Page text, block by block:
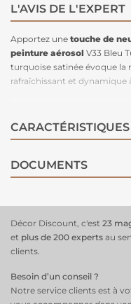
L'AVIS DE L'EXPERT
Apportez une touche de
peinture aérosol V33 Bleu
turquoise satinée évoque la
rafraîchissant et dynamique
intérieur ou en extérieur.
tels que le bois, métal, PVC,
ces surfaces sont déjà
le bois et adhérence
aérosol pratique permet
vos meubles, objets déco,
encore, labombe de
esthétique et durable.
CARACTÉRISTIQUES
DOCUMENTS
Décor Discount, c'est 23
et plus de 200 experts au
clients.
Besoin d’un conseil ?
Notre service clients est à